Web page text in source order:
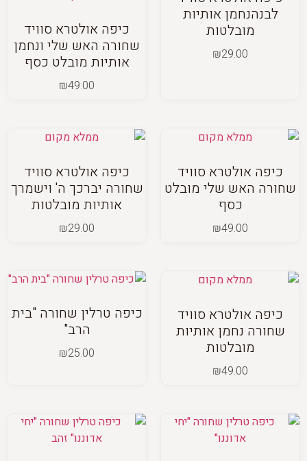
לבנהנחמן אותיות
מובלטות
₪29.00
כיפה אולטרא סוויד
שחורה האש שלי ונחמן
אותיות מובלט כסף
₪49.00
כיפה אולטרא סוויד
שחורה האש שלי מובלט
כסף
₪49.00
כיפה אולטרא סוויד
שחורה יברכך ה' וישמרך
אותיות מובלטות
₪29.00
כיפה אולטרא סוויד
שחורה נחמן אותיות
מובלטות
₪49.00
כיפה טרלין שחורה "בית
הרב"
₪25.00